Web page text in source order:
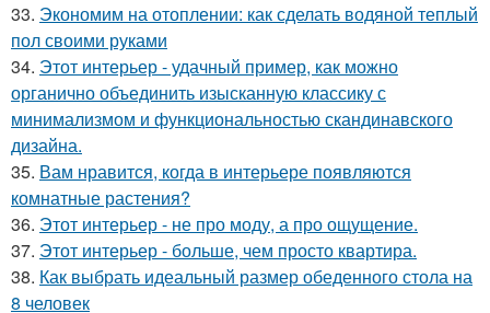
33. Экономим на отоплении: как сделать водяной теплый
пол своими руками
34. Этот интерьер - удачный пример, как можно
органично объединить изысканную классику с
минимализмом и функциональностью скандинавского
дизайна.
35. Вам нравится, когда в интерьере появляются
комнатные растения?
36. Этот интерьер - не про моду, а про ощущение.
37. Этот интерьер - больше, чем просто квартира.
38. Как выбрать идеальный размер обеденного стола на
8 человек